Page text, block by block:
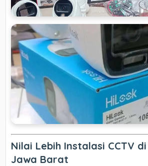
Nilai Lebih Instalasi CCTV
Jawa Barat